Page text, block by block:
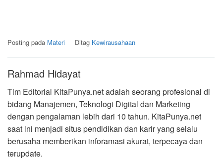
Posting pada Materi Ditag Kewirausahaan
Rahmad Hidayat
Tim Editorial KitaPunya.net adalah seorang profesional di
bidang Manajemen, Teknologi Digital dan Marketing
dengan pengalaman lebih dari 10 tahun. KitaPunya.net
saat ini menjadi situs pendidikan dan karir yang selalu
berusaha memberikan inforamasi akurat, terpecaya dan
terupdate.